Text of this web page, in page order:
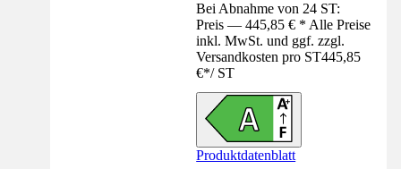
Bei Abnahme von 24 ST:
Preis — 445,85 € * Alle Preise
inkl. MwSt. und ggf. zzgl.
Versandkosten pro ST445,85
€*/ ST
Produktdatenblatt